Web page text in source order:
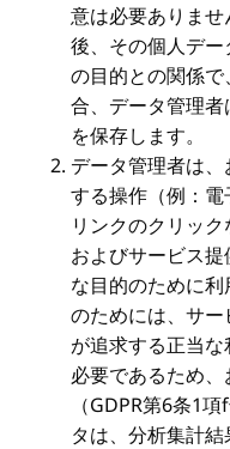
意は必要ありま
後、その個人デ
の目的との関係
合、データ管理
を保存します。
データ管理者は
する操作（例：
リンクのクリッ
およびサービス
な目的のために
のためには、サ
が追求する正当
必要であるため
（GDPR第6条1
タは、分析集計